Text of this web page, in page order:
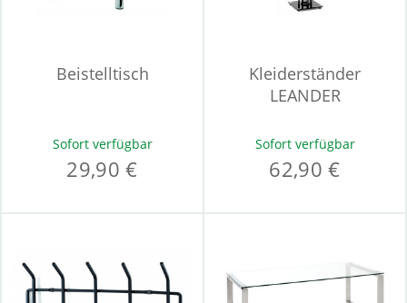
Beistelltisch
Sofort verfügbar
29,90 €
Kleiderständer
LEANDER
Sofort verfügbar
62,90 €